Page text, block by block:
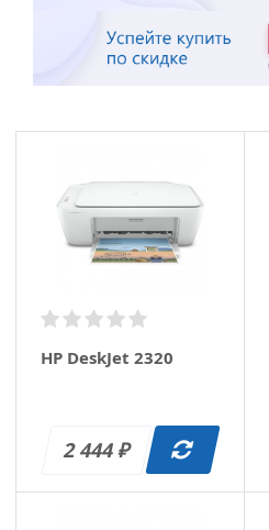
HP DeskJet 2320
2 444₽